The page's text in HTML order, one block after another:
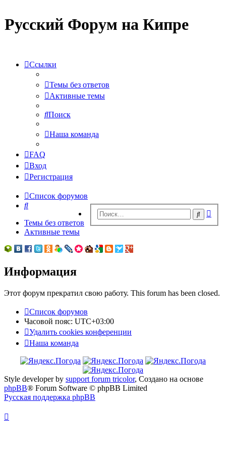
Русский Форум на Кипре
Ссылки
Темы без ответов
Активные темы
Поиск
Наша команда
FAQ
Вход
Регистрация
Список форумов
Поиск
Поиск
Темы без ответов
Активные темы
Информация
Этот форум прекратил свою работу. This forum has been closed.
Список форумов
Часовой пояс: UTC+03:00
Удалить cookies конференции
Наша команда
Style developer by support forum tricolor, Создано на основе
phpBB® Forum Software © phpBB Limited
Русская поддержка phpBB